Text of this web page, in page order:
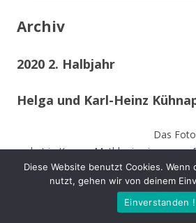
Archiv
2020 2. Halbjahr
Helga und Karl-Heinz
Das
wohnt in Kamen-Methler in einem von
umgeben von einem naturnahen
naturnahen Wiesen, Obstbäumen und
Bäumen. Die Stämme der von
Diese Website benutzt Cookies.
nutzt, gehen wir von deinem
Einverstanden !